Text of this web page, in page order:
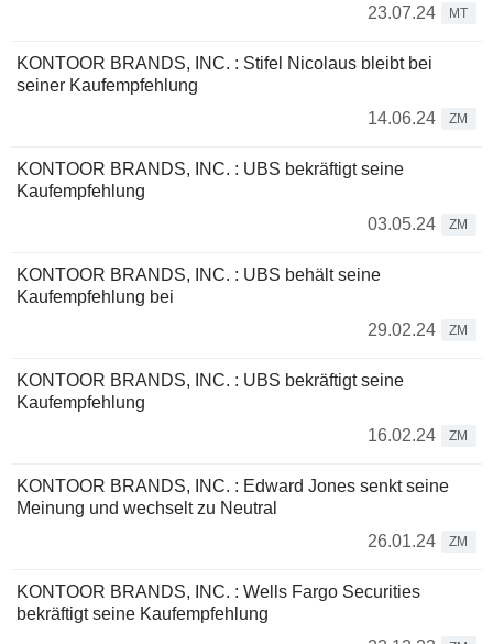
23.07.24
MT
KONTOOR BRANDS, INC. : Stifel Nicolaus bleibt bei
seiner Kaufempfehlung
14.06.24
ZM
KONTOOR BRANDS, INC. : UBS bekräftigt seine
Kaufempfehlung
03.05.24
ZM
KONTOOR BRANDS, INC. : UBS behält seine
Kaufempfehlung bei
29.02.24
ZM
KONTOOR BRANDS, INC. : UBS bekräftigt seine
Kaufempfehlung
16.02.24
ZM
KONTOOR BRANDS, INC. : Edward Jones senkt seine
Meinung und wechselt zu Neutral
26.01.24
ZM
KONTOOR BRANDS, INC. : Wells Fargo Securities
bekräftigt seine Kaufempfehlung